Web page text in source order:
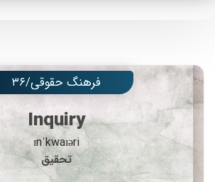
فرهنگ حقوقی/۳۶
Inquiry
ɪnˈkwaɪəri
تحقیق